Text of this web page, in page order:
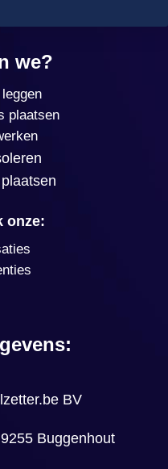
we?
plaatsen
onze:
BV
Buggenhout